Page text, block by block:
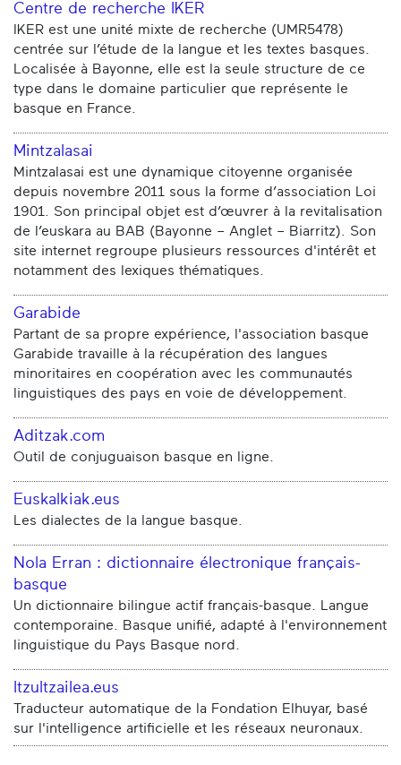
Centre de recherche IKER
IKER est une unité mixte de recherche (UMR5478)
centrée sur l’étude de la langue et les textes basques.
Localisée à Bayonne, elle est la seule structure de ce
type dans le domaine particulier que représente le
basque en France.
Mintzalasai
Mintzalasai est une dynamique citoyenne organisée
depuis novembre 2011 sous la forme d’association Loi
1901. Son principal objet est d’œuvrer à la revitalisation
de l’euskara au BAB (Bayonne – Anglet – Biarritz). Son
site internet regroupe plusieurs ressources d'intérêt et
notamment des lexiques thématiques.
Garabide
Partant de sa propre expérience, l'association basque
Garabide travaille à la récupération des langues
minoritaires en coopération avec les communautés
linguistiques des pays en voie de développement.
Aditzak.com
Outil de conjuguaison basque en ligne.
Euskalkiak.eus
Les dialectes de la langue basque.
Nola Erran : dictionnaire électronique français-
basque
Un dictionnaire bilingue actif français-basque. Langue
contemporaine. Basque unifié, adapté à l'environnement
linguistique du Pays Basque nord.
Itzultzailea.eus
Traducteur automatique de la Fondation Elhuyar, basé
sur l'intelligence artificielle et les réseaux neuronaux.